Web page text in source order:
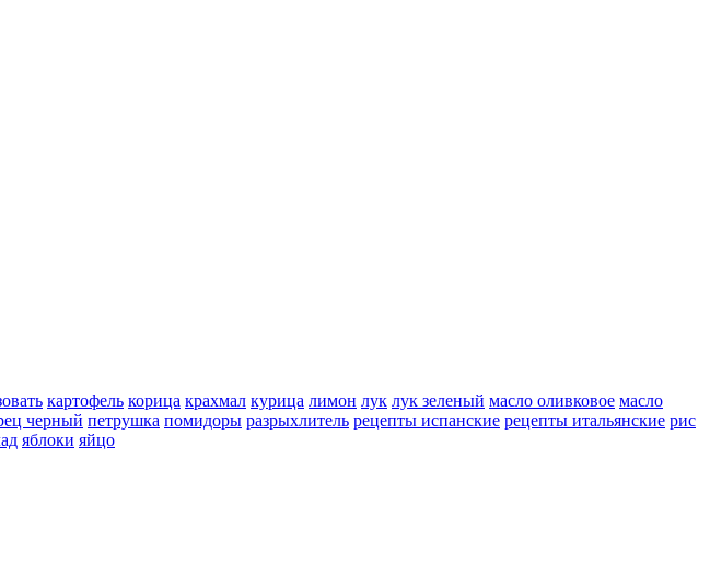
картофель корица крахмал курица лимон лук лук зеленый масло оливковое масло
черный петрушка помидоры разрыхлитель рецепты испанские рецепты итальянские рис
яблоки яйцо